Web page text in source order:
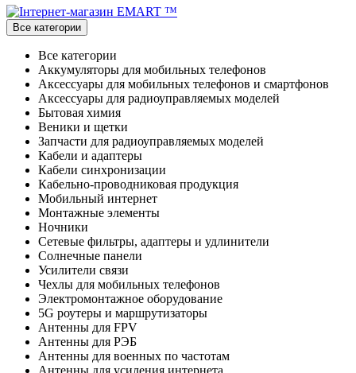
Все категории
Все категории
Аккумуляторы для мобильных телефонов
Аксессуары для мобильных телефонов и смартфонов
Аксессуары для радиоуправляемых моделей
Бытовая химия
Веники и щетки
Запчасти для радиоуправляемых моделей
Кабели и адаптеры
Кабели синхронизации
Кабельно-проводниковая продукция
Мобильный интернет
Монтажные элементы
Ночники
Сетевые фильтры, адаптеры и удлинители
Солнечные панели
Усилители связи
Чехлы для мобильных телефонов
Электромонтажное оборудование
5G роутеры и маршрутизаторы
Антенны для FPV
Антенны для РЭБ
Антенны для военных по частотам
Антенны для усиления интернета